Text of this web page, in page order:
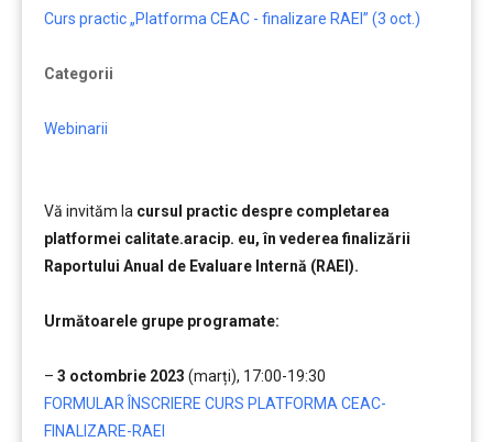
Curs practic „Platforma CEAC - finalizare RAEI” (3 oct.)
Categorii
Webinarii
Vă invităm la cursul practic despre completarea
platformei calitate.aracip. eu, în vederea finalizării
Raportului Anual de Evaluare Internă (RAEI).
Următoarele grupe programate:
– 3 octombrie 2023 (marți), 17:00-19:30
FORMULAR ÎNSCRIERE CURS PLATFORMA CEAC-
FINALIZARE-RAEI